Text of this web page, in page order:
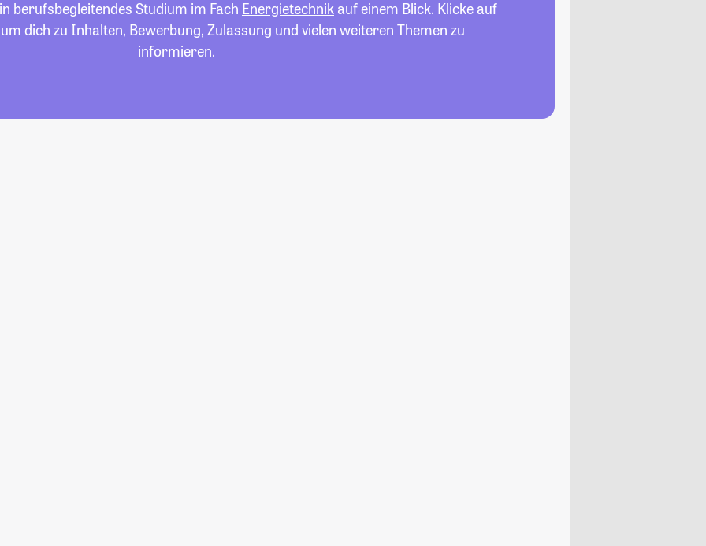
berufsbegleitendes Studium im Fach Energietechnik auf einem Blick. Klicke auf
dich zu Inhalten, Bewerbung, Zulassung und vielen weiteren Themen zu
informieren.